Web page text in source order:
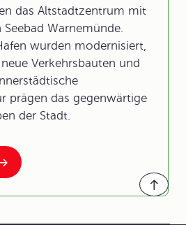
das Altstadtzentrum mit
Warnemünde.
wurden modernisiert,
Verkehrsbauten und
prägen das gegenwärtige
der Stadt.